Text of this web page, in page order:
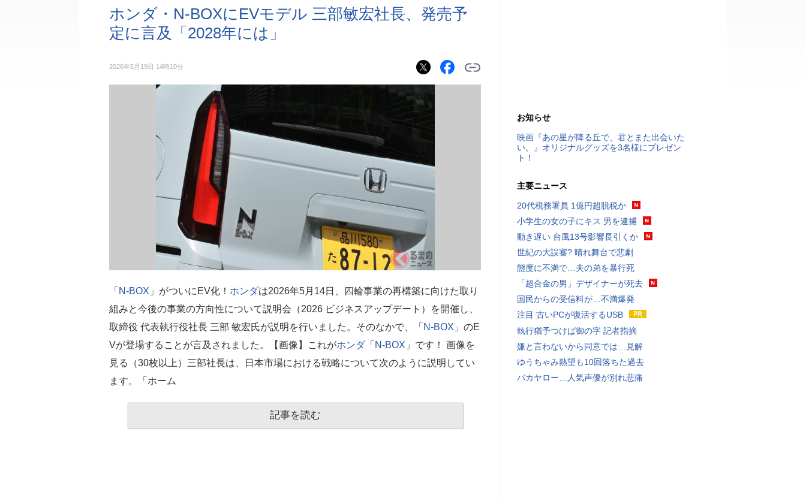
ホンダ・N-BOXにEVモデル 三部敏宏社長、発売予
定に言及「2028年には」
2026年5月19日 14時10分
「 N-BOX 」がついにEV化！ ホンダは2026年5月14日、四輪事業の再構築に向けた取り
組みと今後の事業の方向性について説明会（2026 ビジネスアップデート）を開催し、
取締役 代表執行役社長 三部 敏宏氏が説明を行いました。そのなかで、「 N-BOX 」のE
Vが登場することが言及されました。【画像】これがホンダ「 N-BOX 」です！ 画像を
見る（30枚以上）三部社長は、日本市場における戦略について次のように説明してい
ます。「ホーム
記事を読む
お知らせ
映画『あの星が降る丘で、君とまた出会いた
い。』オリジナルグッズを3名様にプレゼン
ト！
主要ニュース
20代税務署員 1億円超脱税か
小学生の女の子にキス 男を逮捕
動き遅い 台風13号影響長引くか
世紀の大誤審? 晴れ舞台で悲劇
態度に不満で…夫の弟を暴行死
「超合金の男」デザイナーが死去
国民からの受信料が…不満爆発
注目 古いPCが復活するUSB
執行猶予つけば御の字 記者指摘
嫌と言わないから同意では…見解
ゆうちゃみ熱望も10回落ちた過去
バカヤロー…人気声優が別れ悲痛